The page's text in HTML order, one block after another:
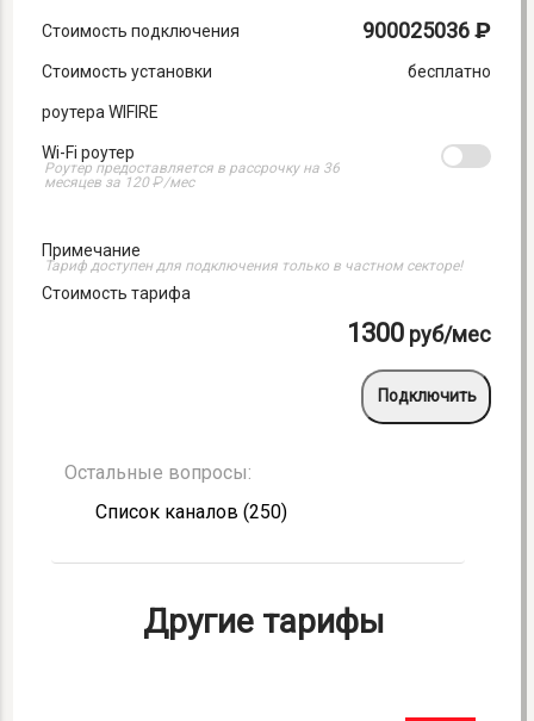
Стоимость подключения 900025036₽
Стоимость установки
роутера WIFIRE
бесплатно
Wi-Fi роутер
Роутер предоставляется в рассрочку на 36
месяцев за 120₽/мес
Примечание
Тариф доступен для подключения только в частном секторе!
Стоимость тарифа
1300 руб/мес
Подключить
Остальные вопросы:
Список каналов (250)
Другие тарифы